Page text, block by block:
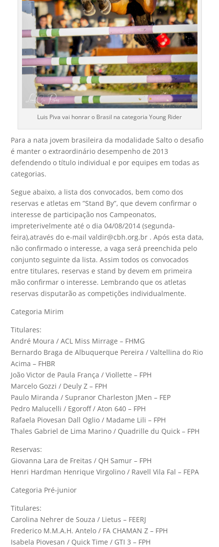
Luis Piva vai honrar o Brasil na categoria Young Rider
Para a nata jovem brasileira da modalidade Salto o desafio
é manter o extraordinário desempenho de 2013
defendendo o título individual e por equipes em todas as
categorias.
Segue abaixo, a lista dos convocados, bem como dos
reservas e atletas em ”Stand By”, que devem confirmar o
interesse de participação nos Campeonatos,
impreterivelmente até o dia 04/08/2014 (segunda-
feira),através do e-mail valdir@cbh.org.br . Após esta data,
não confirmado o interesse, a vaga será preenchida pelo
conjunto seguinte da lista. Assim todos os convocados
entre titulares, reservas e stand by devem em primeira
mão confirmar o interesse. Lembrando que os atletas
reservas disputarão as competições individualmente.
Categoria Mirim
Titulares:
André Moura / ACL Miss Mirrage – FHMG
Bernardo Braga de Albuquerque Pereira / Valtellina do Rio
Acima – FHBR
João Victor de Paula França / Viollette – FPH
Marcelo Gozzi / Deuly Z – FPH
Paulo Miranda / Supranor Charleston JMen – FEP
Pedro Malucelli / Egoroff / Aton 640 – FPH
Rafaela Piovesan Dall Oglio / Madame Lili – FPH
Thales Gabriel de Lima Marino / Quadrille du Quick – FPH
Reservas:
Giovanna Lara de Freitas / QH Samur – FPH
Henri Hardman Henrique Virgolino / Ravell Vila Fal – FEPA
Categoria Pré-junior
Titulares:
Carolina Nehrer de Souza / Lietus – FEERJ
Frederico M.M.A.H. Antelo / FA CHAMAN Z – FPH
Isabela Piovesan / Quick Time / GTI 3 – FPH